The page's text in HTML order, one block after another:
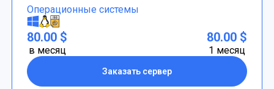
Операционные системы
80.00 $
в месяц
Заказать сервер
80.00 $
1 месяц